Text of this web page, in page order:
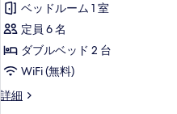
す
べ
て
の
写
3
禁
煙
の
詳
細
リ
ア
ル
ム
ベッドルーム 1 室
定員 6 名
ダブルベッド 2 台
WiFi (無料)
詳細
ス